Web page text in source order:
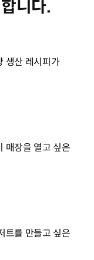
니다.
생산 레시피가
매장을 열고 싶은
트를 만들고 싶은